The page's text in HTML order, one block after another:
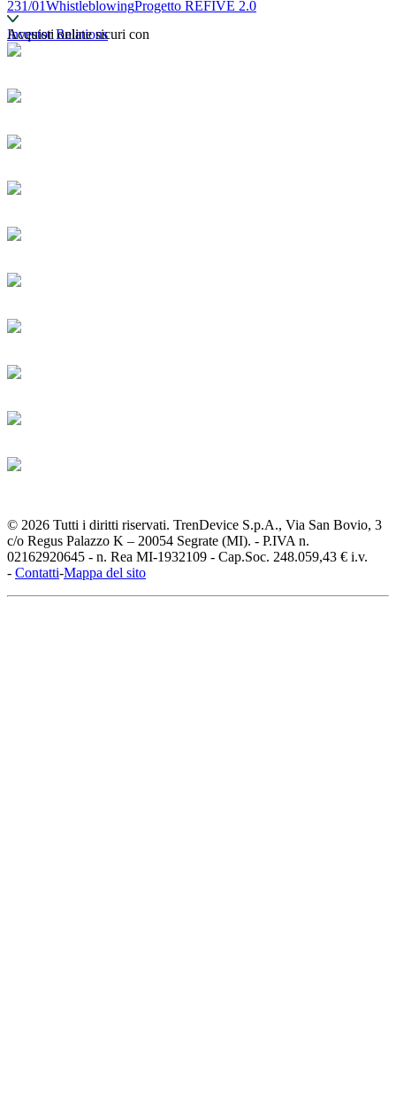
231/01WhistleblowingProgetto REFIVE 2.0
Investor Relations
Acquisti online sicuri con
© 2026 Tutti i diritti riservati. TrenDevice S.p.A., Via San Bovio, 3
c/o Regus Palazzo K – 20054 Segrate (MI). - P.IVA n.
02162920645 - n. Rea MI-1932109 - Cap.Soc. 248.059,43 € i.v.
- Contatti-Mappa del sito